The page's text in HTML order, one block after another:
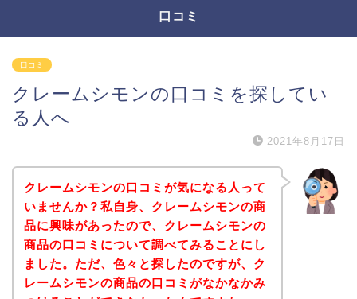
口コミ
口コミ
クレームシモンの口コミを探してい
る人へ
2021年8月17日
クレームシモンの口コミが気になる人って
いませんか？私自身、クレームシモンの商
品に興味があったので、クレームシモンの
商品の口コミについて調べてみることにし
ました。ただ、色々と探したのですが、ク
レームシモンの商品の口コミがなかなかみ